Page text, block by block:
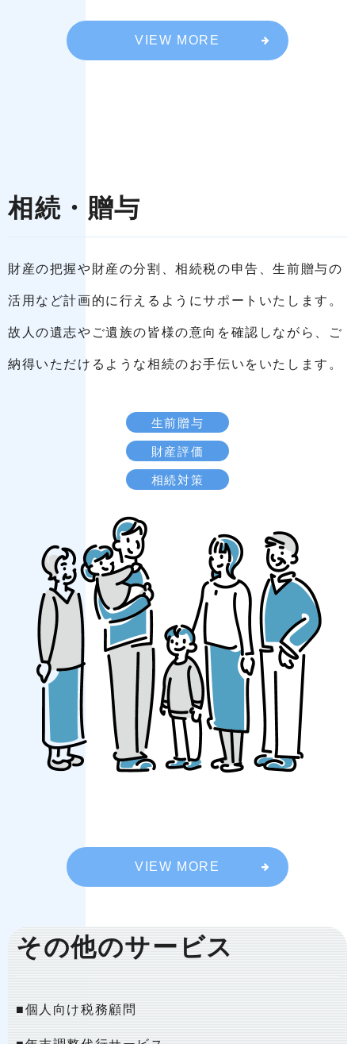
VIEW MORE
相続・贈与
財産の把握や財産の分割、相続税の申告、生前贈与の
活用など計画的に行えるようにサポートいたします。
故人の遺志やご遺族の皆様の意向を確認しながら、ご
納得いただけるような相続のお手伝いをいたします。
生前贈与
財産評価
相続対策
VIEW MORE
その他のサービス
■個人向け税務顧問